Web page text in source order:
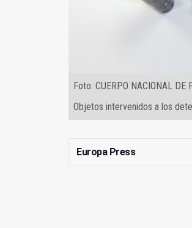
Foto: CUERPO NACIONAL DE
Objetos intervenidos a los
Europa Press